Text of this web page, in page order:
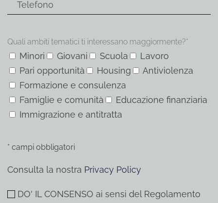
Quali ambiti tematici ti interessano maggiormente?*
Minori Giovani Scuola
Lavoro
Pari opportunità
Housing
Antiviolenza
Formazione e consulenza
Famiglie e comunità
Educazione finanziaria
Immigrazione e antitratta
* campi obbligatori
Consulta la nostra Privacy Policy
DO' IL CONSENSO ai sensi del Regolamento